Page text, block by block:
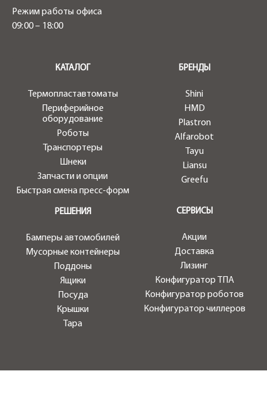
Режим работы офиса
09:00 – 18:00
КАТАЛОГ
Термопластавтоматы
Периферийное
оборудование
Роботы
Транспортеры
Шнеки
Запчасти и опции
Быстрая смена пресс-форм
БРЕНДЫ
Shini
HMD
Plastron
Alfarobot
Tayu
Liansu
Greefu
СЕРВИСЫ
Акции
Доставка
Лизинг
Конфигуратор ТПА
Конфигуратор роботов
Конфигуратор чиллеров
РЕШЕНИЯ
Бамперы автомобилей
Мусорные контейнеры
Поддоны
Ящики
Посуда
Крышки
Тара